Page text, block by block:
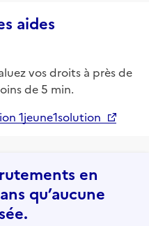
aides
vos droits à près de
de 5 min.
1jeune1solution
en
qu’aucune